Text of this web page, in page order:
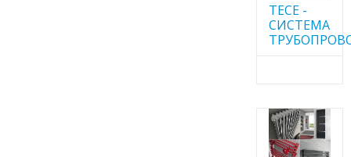
TECE -
CИСТЕМА